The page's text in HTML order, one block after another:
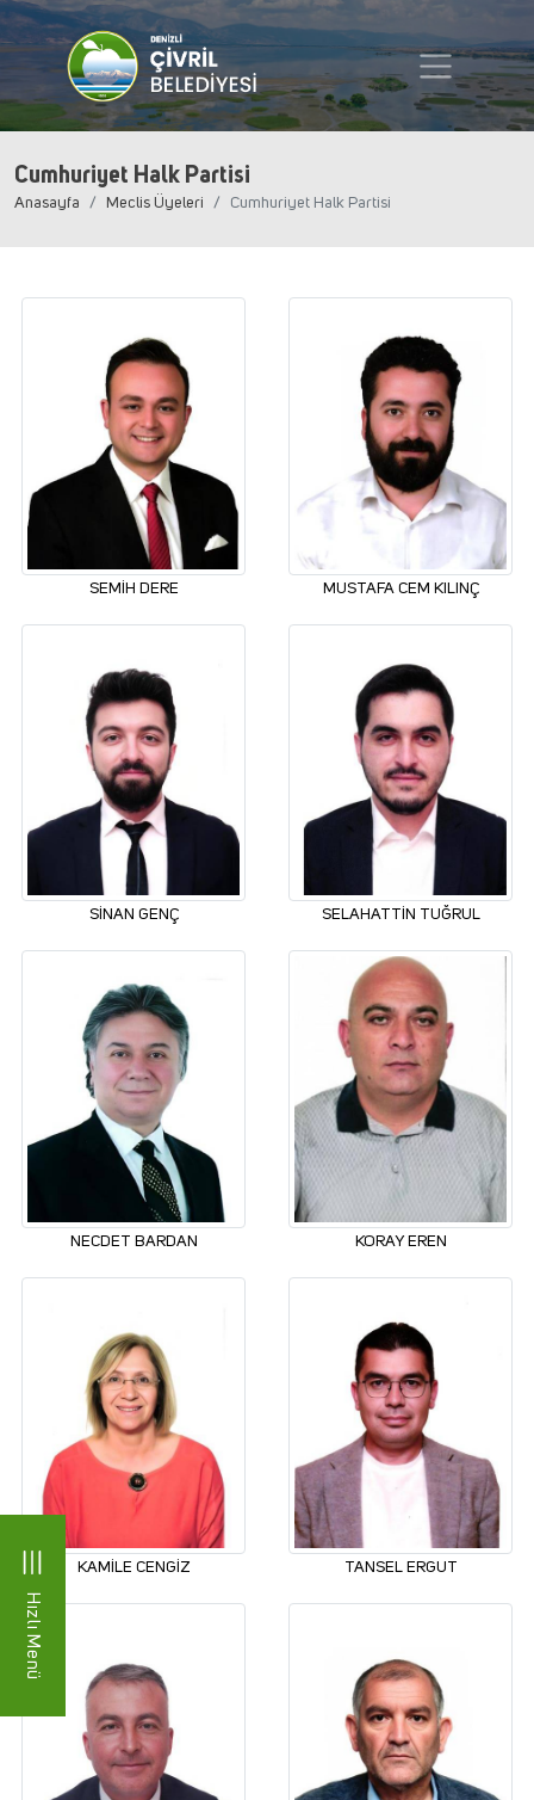
Hızlı Menü
Cumhuriyet Halk Partisi
Anasayfa Meclis Üyeleri Cumhuriyet Halk Partisi
SEMİH DERE MUSTAFA CEM KILINÇ
SİNAN GENÇ SELAHATTİN TUĞRUL
NECDET BARDAN KORAY EREN
KAMİLE CENGİZ TANSEL ERGUT